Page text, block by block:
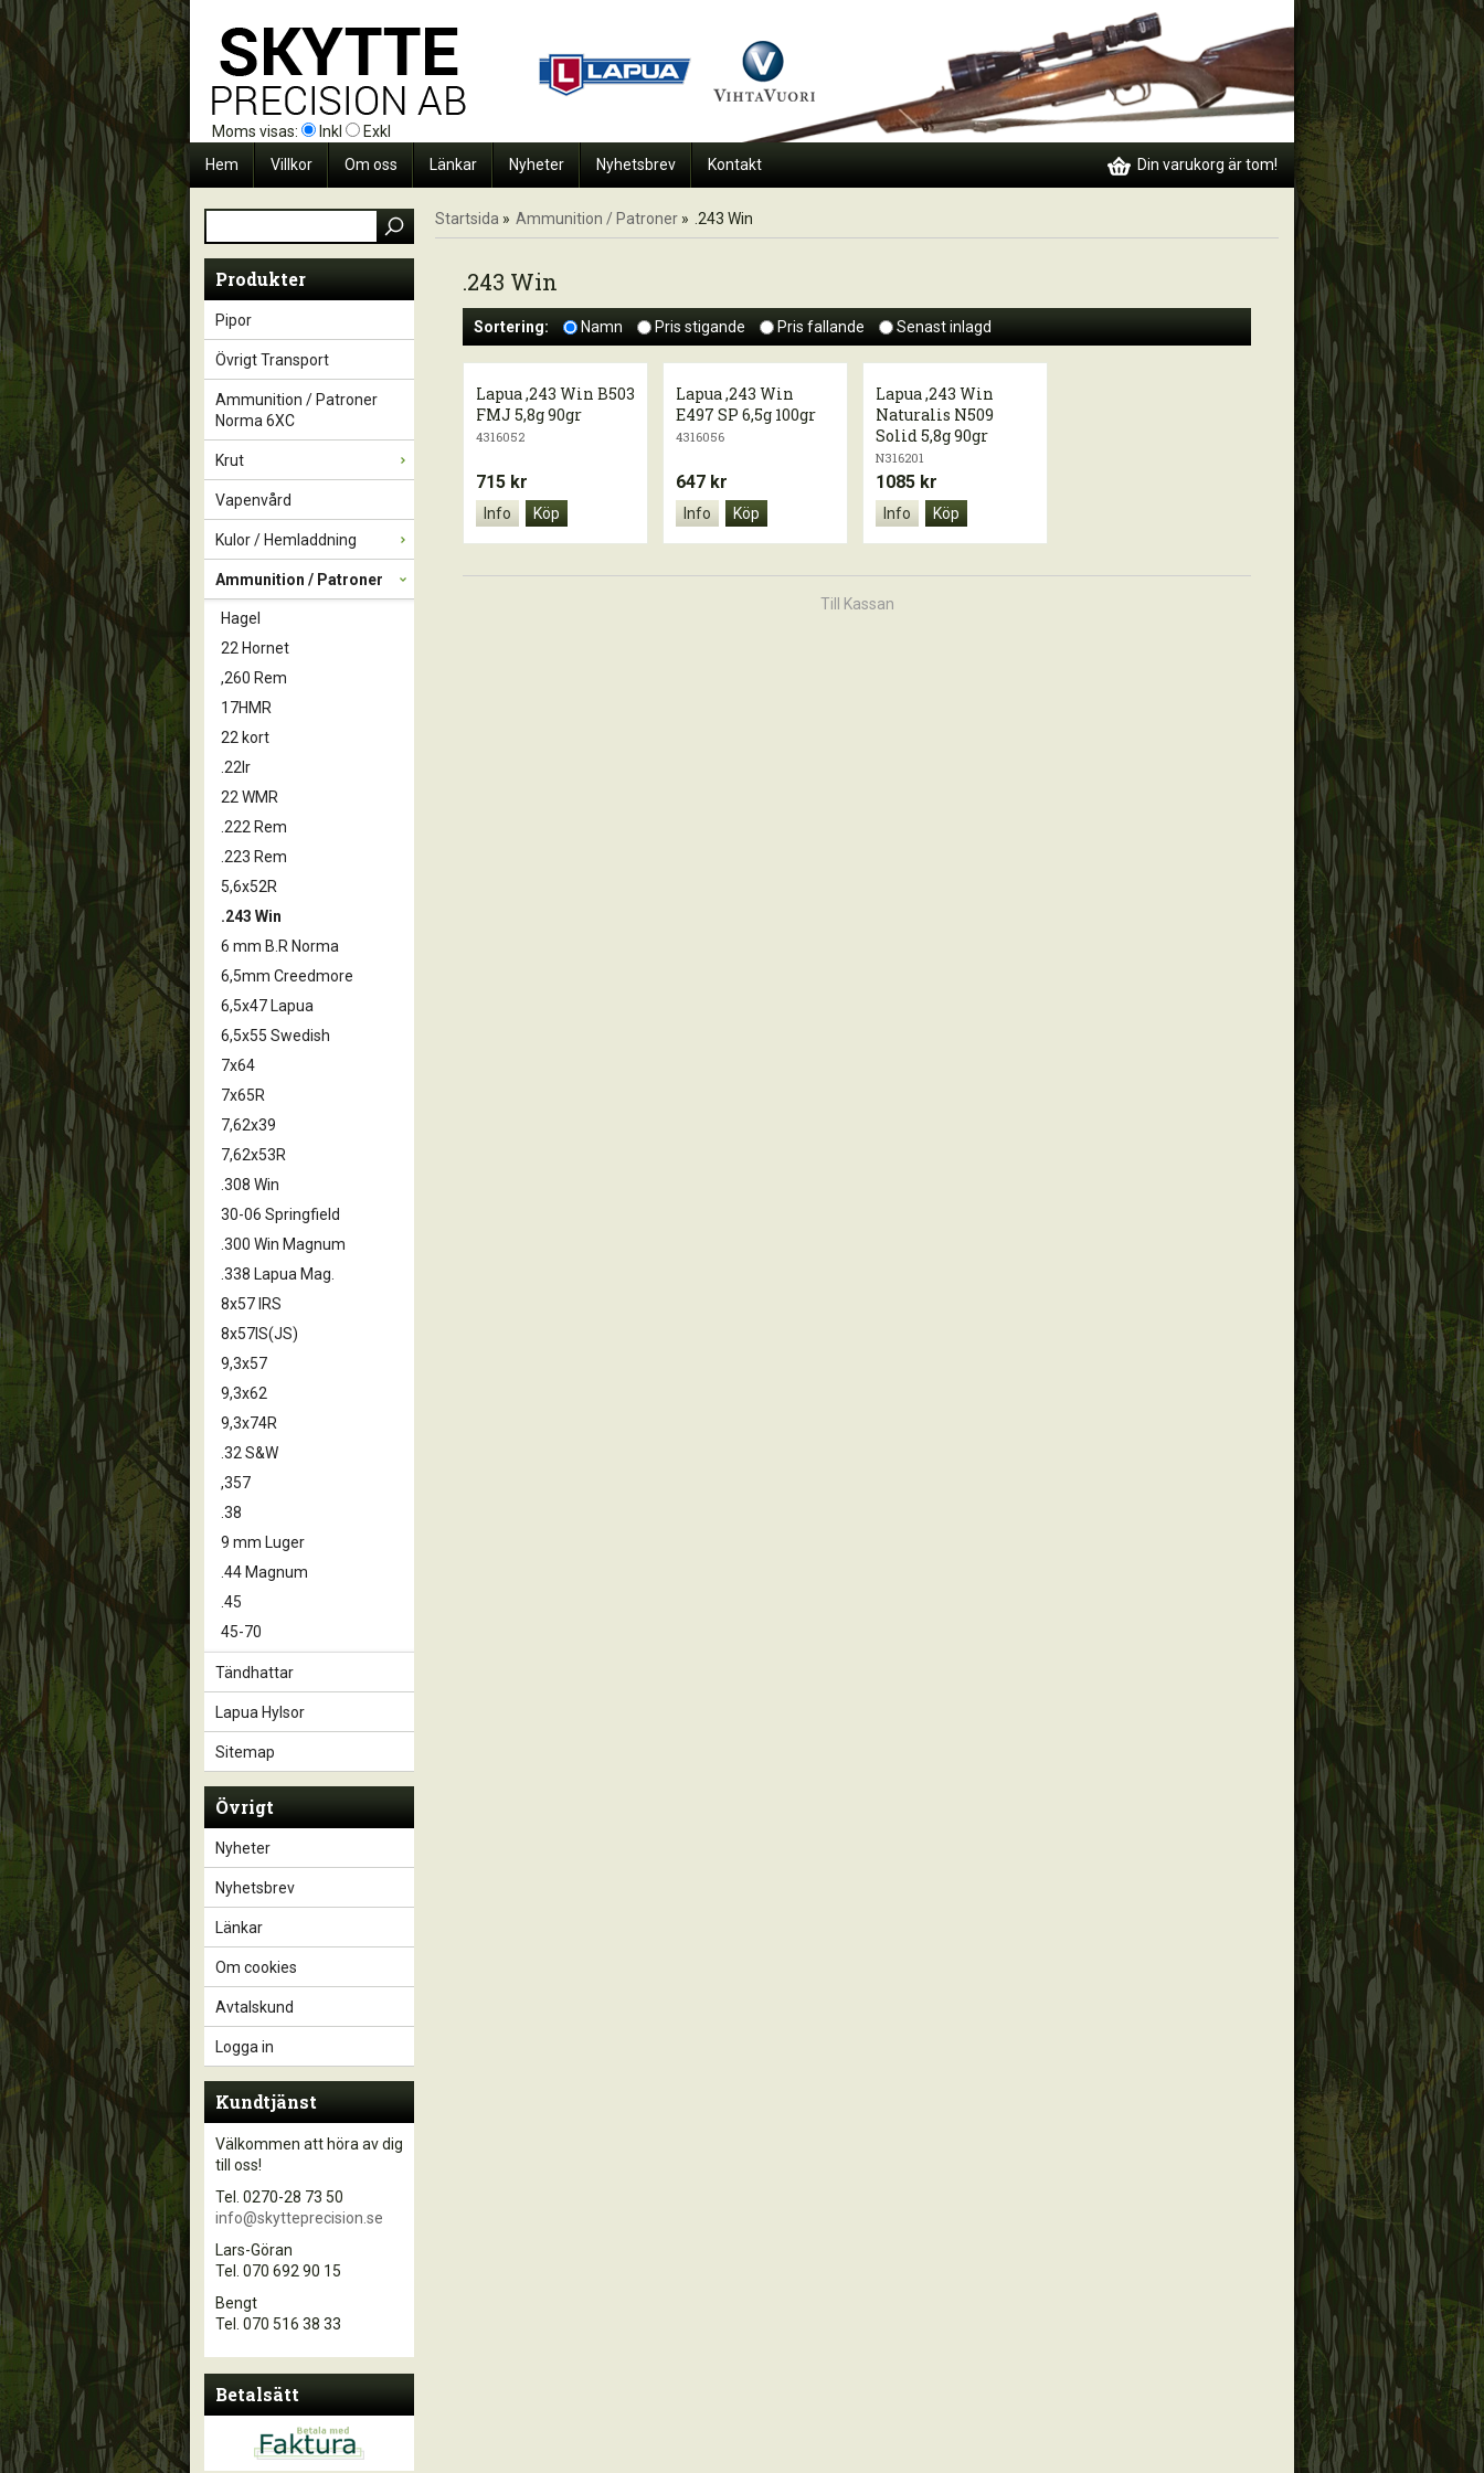
Moms visas: Inkl
Exkl
Hem
Villkor Om oss Länkar Nyheter Nyhetsbrev Kontakt Din varukorg är tom!
Produkter
Pipor
Övrigt Transport
Ammunition / Patroner
Norma 6XC
Krut
Vapenvård
Kulor / Hemladdning
Ammunition / Patroner
Hagel
22 Hornet
,260 Rem
17HMR
22 kort
.22lr
22 WMR
.222 Rem
.223 Rem
5,6x52R
.243 Win
6 mm B.R Norma
6,5mm Creedmore
6,5x47 Lapua
6,5x55 Swedish
7x64
7x65R
7,62x39
7,62x53R
.308 Win
30-06 Springfield
.300 Win Magnum
.338 Lapua Mag.
8x57 IRS
8x57IS(JS)
9,3x57
9,3x62
9,3x74R
.32 S&W
,357
.38
9 mm Luger
.44 Magnum
.45
45-70
Tändhattar
Lapua Hylsor
Sitemap
Övrigt
Nyheter
Nyhetsbrev
Länkar
Om cookies
Avtalskund
Logga in
Kundtjänst
Välkommen att höra av dig
till oss!
Tel. 0270-28 73 50
info@skytteprecision.se
Lars-Göran
Tel. 070 692 90 15
Bengt
Tel. 070 516 38 33
Betalsätt
Startsida » Ammunition / Patroner » .243 Win
.243 Win
Sortering: Namn Pris stigande Pris fallande Senast inlagd
Lapua ,243 Win B503
FMJ 5,8g 90gr
4316052
715 kr
Info Köp
Lapua ,243 Win
E497 SP 6,5g 100gr
4316056
647 kr
Info Köp
Lapua ,243 Win
Naturalis N509
Solid 5,8g 90gr
N316201
1085 kr
Info Köp
Till Kassan